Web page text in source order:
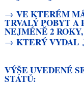
→ VE KTERÉM
TRVALÝ POBYT A
NEJMÉNĚ 2 ROKY,
→ KTERÝ VYDAL
VÝŠE UVEDENÉ
STÁTŮ: